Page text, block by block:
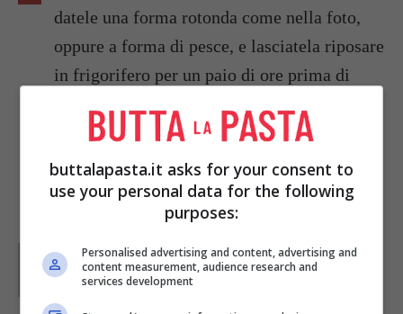
datele una forma rotonda come nella foto,
oppure a forma di pesce, e lasciatela riposare
in frigorifero per un paio di ore prima di
Potete guarnire a piacere, con olive e aneto
per esempio.
Parole diDeborah Di Lucia
buttalapasta.it asks for your consent to
use your personal data for the following
purposes:
Personalised advertising and content, advertising and
content measurement, audience research and
services development